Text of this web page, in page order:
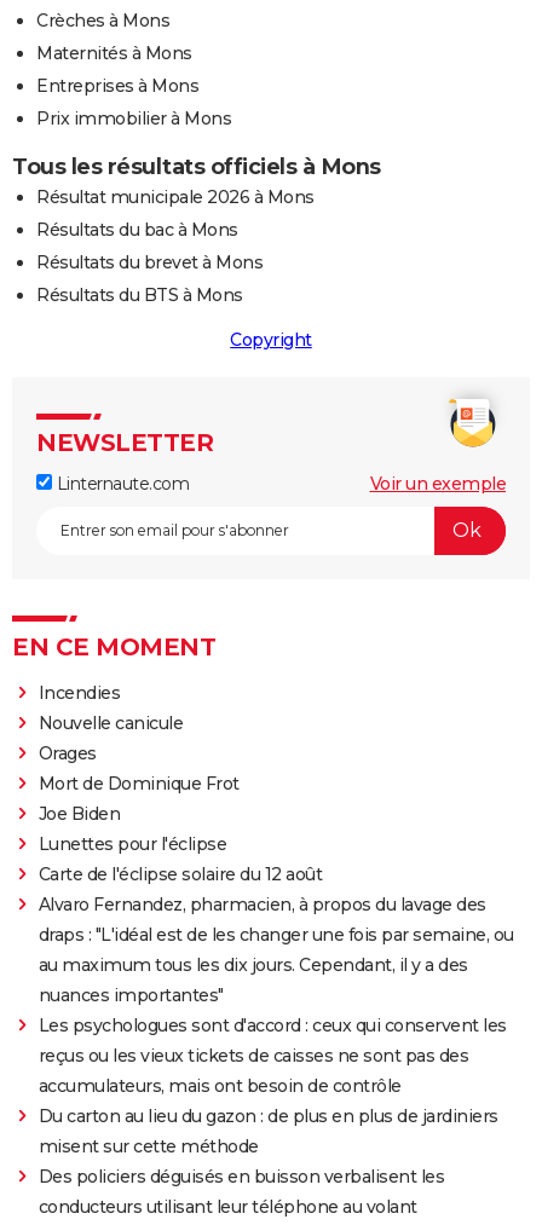
Crèches à Mons
Maternités à Mons
Entreprises à Mons
Prix immobilier à Mons
Tous les résultats officiels à Mons
Résultat municipale 2026 à Mons
Résultats du bac à Mons
Résultats du brevet à Mons
Résultats du BTS à Mons
Copyright
NEWSLETTER
Linternaute.com Voir un exemple
EN CE MOMENT
Incendies
Nouvelle canicule
Orages
Mort de Dominique Frot
Joe Biden
Lunettes pour l'éclipse
Carte de l'éclipse solaire du 12 août
Alvaro Fernandez, pharmacien, à propos du lavage des
draps : "L'idéal est de les changer une fois par semaine, ou
au maximum tous les dix jours. Cependant, il y a des
nuances importantes"
Les psychologues sont d'accord : ceux qui conservent les
reçus ou les vieux tickets de caisses ne sont pas des
accumulateurs, mais ont besoin de contrôle
Du carton au lieu du gazon : de plus en plus de jardiniers
misent sur cette méthode
Des policiers déguisés en buisson verbalisent les
conducteurs utilisant leur téléphone au volant